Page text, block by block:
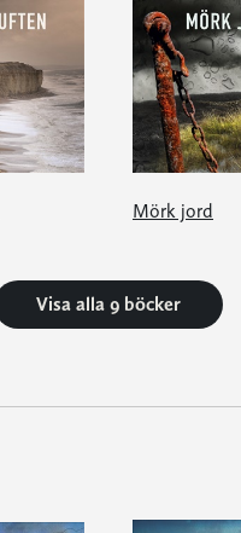
Mörk jord
Visa alla 9 böcker